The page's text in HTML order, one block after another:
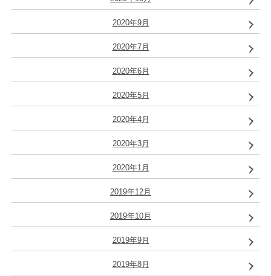
2020年9月
2020年7月
2020年6月
2020年5月
2020年4月
2020年3月
2020年1月
2019年12月
2019年10月
2019年9月
2019年8月